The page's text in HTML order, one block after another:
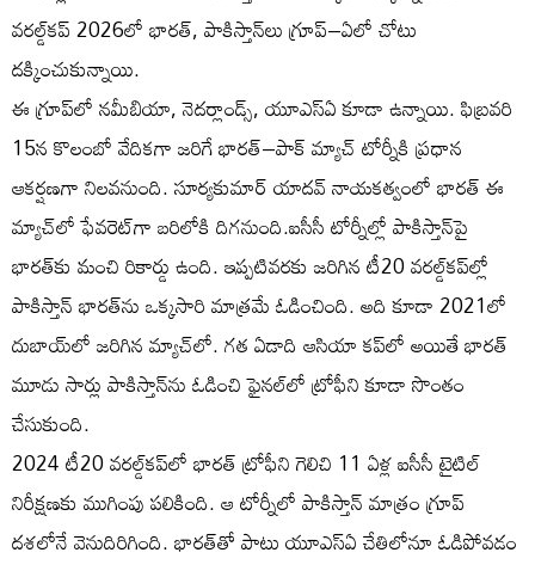
వరల్డ్‌కప్ 2026లో భారత్, పాకిస్తాన్‌లు గ్రూప్–ఏలో చోటు
దక్కించుకున్నాయి.
ఈ గ్రూప్‌లో నమీబియా, నెదర్లాండ్స్, యూఎస్ఏ కూడా ఉన్నాయి. ఫిబ్రవరి
15న కొలంబో వేదికగా జరిగే భారత్–పాక్ మ్యాచ్ టోర్నీకి ప్రధాన
ఆకర్షణగా నిలవనుంది. సూర్యకుమార్ యాదవ్ నాయకత్వంలో భారత్ ఈ
మ్యాచ్‌లో ఫేవరెట్‌గా బరిలోకి దిగనుంది.ఐసీసీ టోర్నీల్లో పాకిస్తాన్‌పై
భారత్‌కు మంచి రికార్డు ఉంది. ఇప్పటివరకు జరిగిన టీ20 వరల్డ్‌కప్‌ల్లో
పాకిస్తాన్ భారత్‌ను ఒక్కసారి మాత్రమే ఓడించింది. అది కూడా 2021లో
దుబాయ్‌లో జరిగిన మ్యాచ్‌లో. గత ఏడాది ఆసియా కప్‌లో అయితే భారత్
మూడు సార్లు పాకిస్తాన్‌ను ఓడించి ఫైనల్‌లో ట్రోఫీని కూడా సొంతం
చేసుకుంది.
2024 టీ20 వరల్డ్‌కప్‌లో భారత్ ట్రోఫీని గెలిచి 11 ఏళ్ల ఐసీసీ టైటిల్
నిరీక్షణకు ముగింపు పలికింది. ఆ టోర్నీలో పాకిస్తాన్ మాత్రం గ్రూప్
దశలోనే వెనుదిరిగింది. భారత్‌తో పాటు యూఎస్ఏ చేతిలోనూ ఓడిపోవడం